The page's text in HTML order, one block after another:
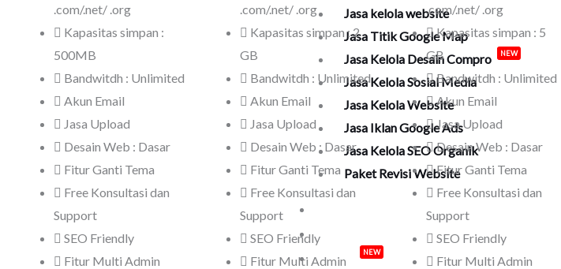
Jasa kelola website
Jasa Titik Google Map
Jasa Kelola Desain Compro
NEW
Jasa Kelola Sosial Media
Jasa Kelola Website
Jasa Iklan Google Ads
Jasa Kelola SEO Organik
Paket Revisi Website
Kelas
NEW
.com/.net/ .org
Kapasitas simpan :
500MB
Bandwitdh : Unlimited
Akun Email
Jasa Upload
Desain Web : Dasar
Fitur Ganti Tema
Free Konsultasi dan
Support
SEO Friendly
Fitur Multi Admin
.com/.net/ .org
Kapasitas simpan : 2
GB
Bandwitdh : Unlimited
Akun Email
Jasa Upload
Desain Web : Dasar
Fitur Ganti Tema
Free Konsultasi dan
Support
SEO Friendly
Fitur Multi Admin
.com/.net/ .org
Kapasitas simpan : 5
GB
Bandwitdh : Unlimited
Akun Email
Jasa Upload
Desain Web : Dasar
Fitur Ganti Tema
Free Konsultasi dan
Support
SEO Friendly
Fitur Multi Admin